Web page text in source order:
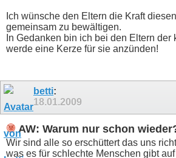
Ich wünsche den Eltern die Kraft
gemeinsam zu bewältigen.
In Gedanken bin ich bei den Eltern der
werde eine Kerze für sie anzünden!
betti:
18.01.2009
AW: Warum nur schon
Wir sind alle so erschüttert das uns
was es für schlechte Menschen gibt